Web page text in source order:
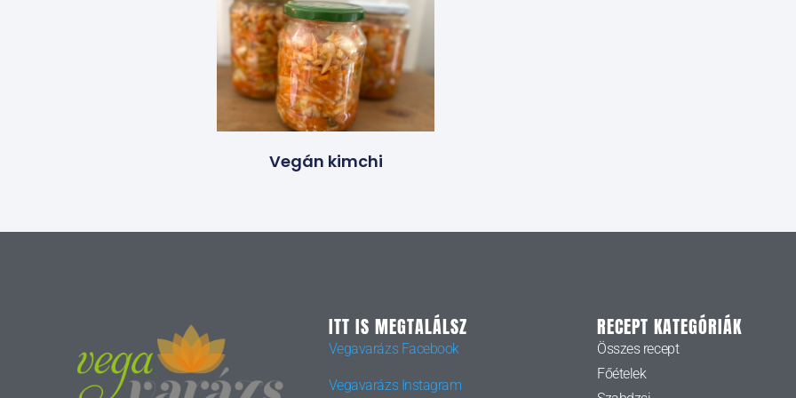
Vegán kimchi
ITT IS MEGTALÁLSZ
Vegavarázs Facebook
Vegavarázs Instagram
RECEPT KATEGÓRIÁK
Összes recept
Főételek